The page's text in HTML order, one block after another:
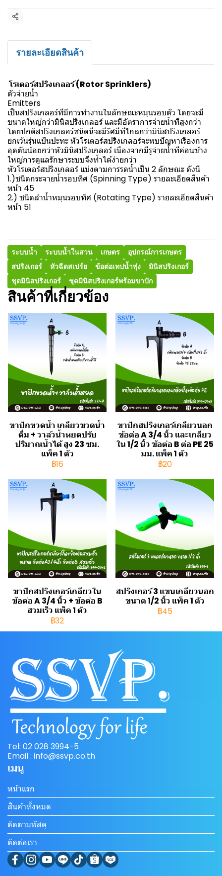
แชร์
รายละเอียดสินค้า
โรเตอร์สปริงเกลอร์ (Rotor Sprinklers)
ตัวจ่ายน้ำ
Emitters
เป็นสปริงเกลอร์ทีมีการทำงานในลักษณะหมุนรอบตัว โดยจะมี
ขนาดใหญ่กว่ามินิสปริงเกลอร์ และมีอัตราการจ่ายน้ำทีสูงกว่า
โดยปกติสปริงเกลอร์ชนิดนีจะมีรัศมีทีไกลกว่ามินิสปริงเกลอร์
ยกเว้นรุ่นแป้นปะทะ หัวโรเตอร์สปริงเกลอร์จะพบปัญหาเรืองการ
อุดตันน้อยกว่าหัวมินิสปริงเกลอร์ เนืองจากมีรูจ่ายน้ำทีค่อนข้าง
ใหญ่การดูแลรักษาระบบจึงท้ำได้ง่ายกว่า
หัวโรเตอร์สปริงเกลอร์ แบ่งตามการรดน้ำเป็น 2 ลักษณะ ดังนี
1.)ชนิดกระจายน้ำรอบทิศ (Spinning Type) รายละเอียดสินค้า
หน้า 45
2.) ชนิดลำน้ำหมุนรอบทิศ (Rotating Type) รายละเอียดสินค้า
หน้า 51
ระบบน้ำ ระบบน้ำในสวน เกษตร
อุปกรณ์การเกษตร
สปริงเกอร์
หัวฉีดสเปร์ย ข้อต่อเทปน้ำพุ่ง
มินิสปริงเกอร์
ชุดมินิสปริงเกอร์
ชุดมินิสปริงเกอร์พร้อมขาปัก
สินค้าที่เกี่ยวข้อง
ขาปักขวดน้ำ เกลียวขวดน้ำ
ดื่ม + วาล์วน้ำหยดปรับ
ปริมาณน้ำได้ สูง 23 ซม.
แพ็ค 1 ตัว
฿16
ขาปักสปริงเกอร์เกลียวนอก
ข้อต่อ A 3/4 นิ้ว และเกลียว
ใน 1/2 นิ้ว ข้อต่อ B ต่อ PE 25
มม. แพ็ค 1 ตัว
฿20
ขาปักสปริงเกอร์เกลียวใน
ข้อต่อ A 3/4 นิ้ว + ข้อต่อ B
สวมเร็ว แพ็ค 1 ตัว
฿32
สปริงเกอร์ 3 แขนเกลียวนอก
ขนาด 1/2 นิ้ว แพ็ค 1 ตัว
฿45
Tel: 02 028 3994-5
Email : info@ssvp.co.th
เมนู
หน้าแรก
สินค้าทั้งหมด
ติดตามพัสดุ
ติดต่อเรา